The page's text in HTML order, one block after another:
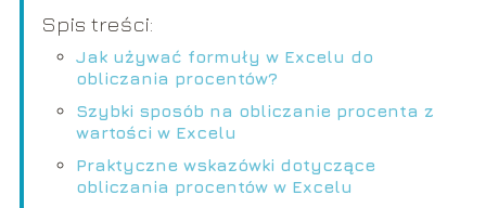
Spis treści:
Jak używać formuły w Excelu do
obliczania procentów?
Szybki sposób na obliczanie procenta z
wartości w Excelu
Praktyczne wskazówki dotyczące
obliczania procentów w Excelu